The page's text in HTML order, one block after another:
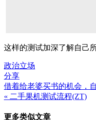
这样的测试加深了解自己
政治立场
分享
文
章
借着给老婆买书的机会，
« 二手果机测试流程(ZT)
更多类似文章